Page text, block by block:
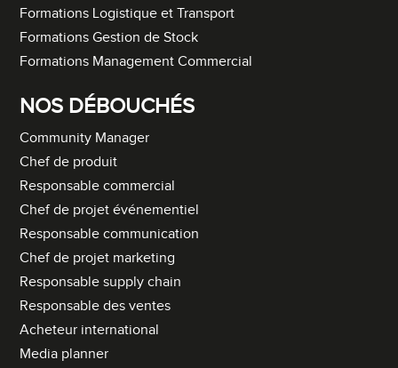
Formations Logistique et Transport
Formations Gestion de Stock
Formations Management Commercial
NOS DÉBOUCHÉS
Community Manager
Chef de produit
Responsable commercial
Chef de projet événementiel
Responsable communication
Chef de projet marketing
Responsable supply chain
Responsable des ventes
Acheteur international
Media planner